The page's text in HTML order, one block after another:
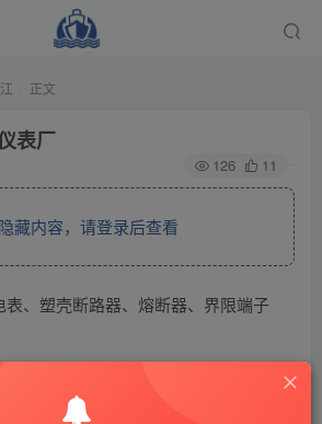
正文
表厂
126 11
隐藏内容，请登录后查看
表、塑壳断路器、熔断器、界限端子
THE END